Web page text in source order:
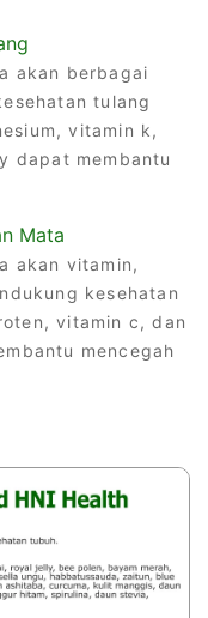
akan berbagai
tulang
vitamin k,
dapat membantu
Mata
akan vitamin,
kesehatan
vitamin c, dan
mencegah